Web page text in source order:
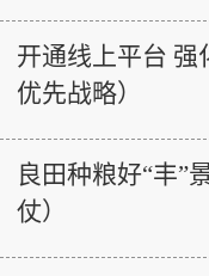
开通线上平台 强
优先战略）
良田种粮好“丰”
仗）